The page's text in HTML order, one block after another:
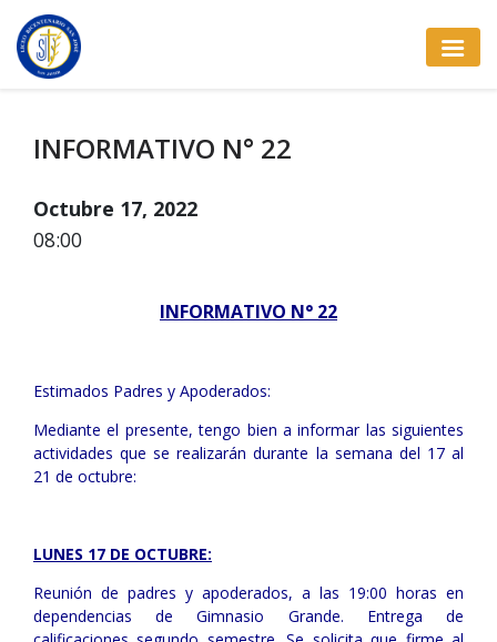
INFORMATIVO N° 22
Octubre 17, 2022
08:00
INFORMATIVO N° 22
Estimados Padres y Apoderados:
Mediante el presente, tengo bien a informar las siguientes
actividades que se realizarán durante la semana del 17 al
21 de octubre:
LUNES 17 DE OCTUBRE:
Reunión de padres y apoderados, a las 19:00 horas en
dependencias de Gimnasio Grande. Entrega de